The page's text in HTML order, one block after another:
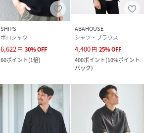
SHIPS
ポロシャツ
6,622円 30%OFF
60ポイント(1倍)
ABAHOUSE
シャツ・ブラウス
4,400円 25%OFF
400ポイント(10%ポイント
バック)